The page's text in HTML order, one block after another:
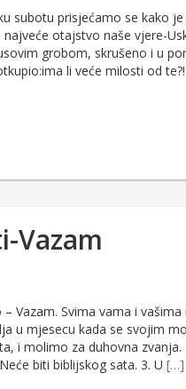
subotu prisjećamo se kako
najveće otajstvo naše vjere-
grobom, skrušeno i u
li veće milosti od
Vazam
Vazam. Svima vama i
u mjesecu kada se svojim
i molimo za duhovna zvanja.
biti biblijskog sata. 3. U […]